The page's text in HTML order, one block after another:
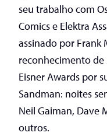
seu trabalho com
Comics e Elektra
assinado por Frank
reconhecimento de
Eisner Awards por
Sandman: noites
Neil Gaiman, Dave
outros.